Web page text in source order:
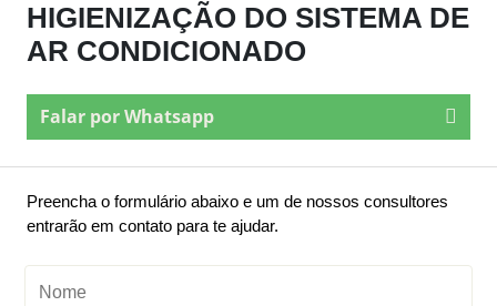
HIGIENIZAÇÃO DO SISTEMA DE
AR CONDICIONADO
Falar por Whatsapp
Preencha o formulário abaixo e um de nossos consultores
entrarão em contato para te ajudar.